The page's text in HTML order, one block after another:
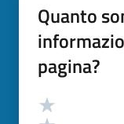
Quanto
pagina?
Valutazione